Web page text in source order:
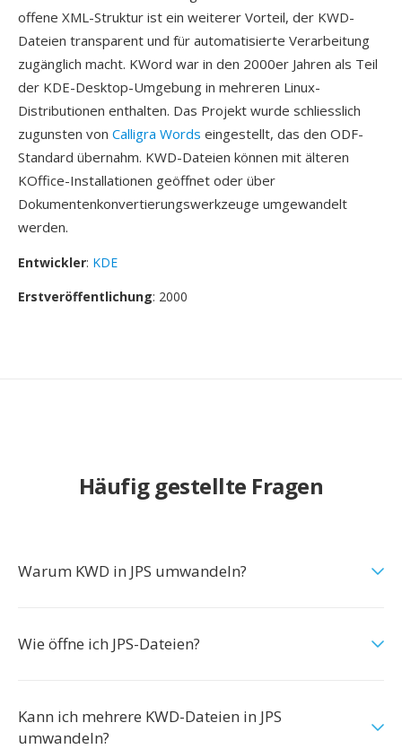
offene XML-Struktur ist ein weiterer Vorteil, der KWD-
Dateien transparent und für automatisierte Verarbeitung
zugänglich macht. KWord war in den 2000er Jahren als Teil
der KDE-Desktop-Umgebung in mehreren Linux-
Distributionen enthalten. Das Projekt wurde schliesslich
zugunsten von Calligra Words eingestellt, das den ODF-
Standard übernahm. KWD-Dateien können mit älteren
KOffice-Installationen geöffnet oder über
Dokumentenkonvertierungswerkzeuge umgewandelt
werden.
Entwickler: KDE
Erstveröffentlichung: 2000
Häufig gestellte Fragen
Warum KWD in JPS umwandeln?
Wie öffne ich JPS-Dateien?
Kann ich mehrere KWD-Dateien in JPS
umwandeln?